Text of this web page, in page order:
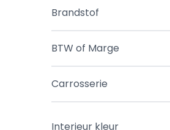
Brandstof
BTW of Marge
Carrosserie
Interieur kleur